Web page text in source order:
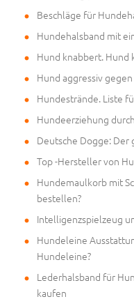
Beschläge für
Hundehalsband mit
Hund knabbert. Hund
Hund aggressiv
Hundestrände. Liste
Hundeerziehung
Deutsche Dogge:
Top -Hersteller von
Hundemaulkorb mit
bestellen?
Intelligenzspielzeug
Hundeleine
Hundeleine?
Lederhalsband für
kaufen